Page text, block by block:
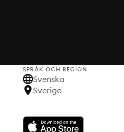
SPRÅK OCH REGION
Svenska
Sverige